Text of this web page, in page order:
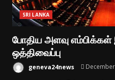
SRI LANKA
போதிய அளவு
ஒத்திவைப்பு
geneva24news